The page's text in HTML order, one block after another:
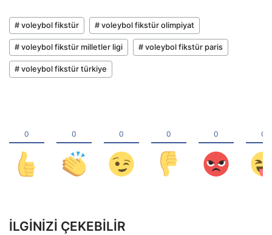
# voleybol fikstür # voleybol fikstür olimpiyat
# voleybol fikstür milletler ligi # voleybol fikstür paris
# voleybol fikstür türkiye
İLGINIZI ÇEKEBILIR